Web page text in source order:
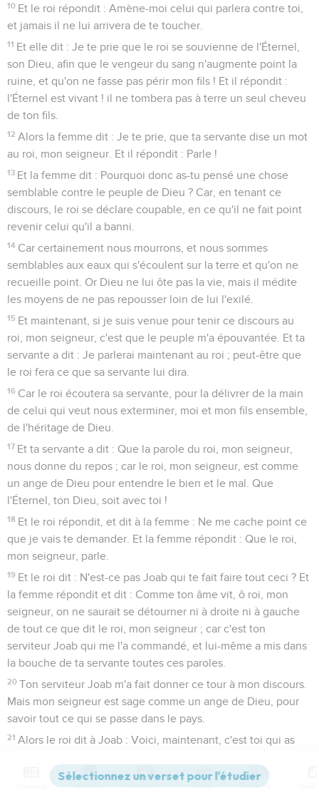
10 Et le roi répondit : Amène-moi celui qui parlera contre toi,
et jamais il ne lui arrivera de te toucher.
11 Et elle dit : Je te prie que le roi se souvienne de l'Éternel,
son Dieu, afin que le vengeur du sang n'augmente point la
ruine, et qu'on ne fasse pas périr mon fils ! Et il répondit :
l'Éternel est vivant ! il ne tombera pas à terre un seul cheveu
de ton fils.
12 Alors la femme dit : Je te prie, que ta servante dise un mot
au roi, mon seigneur. Et il répondit : Parle !
13 Et la femme dit : Pourquoi donc as-tu pensé une chose
semblable contre le peuple de Dieu ? Car, en tenant ce
discours, le roi se déclare coupable, en ce qu'il ne fait point
revenir celui qu'il a banni.
14 Car certainement nous mourrons, et nous sommes
semblables aux eaux qui s'écoulent sur la terre et qu'on ne
recueille point. Or Dieu ne lui ôte pas la vie, mais il médite
les moyens de ne pas repousser loin de lui l'exilé.
15 Et maintenant, si je suis venue pour tenir ce discours au
roi, mon seigneur, c'est que le peuple m'a épouvantée. Et ta
servante a dit : Je parlerai maintenant au roi ; peut-être que
le roi fera ce que sa servante lui dira.
16 Car le roi écoutera sa servante, pour la délivrer de la main
de celui qui veut nous exterminer, moi et mon fils ensemble,
de l'héritage de Dieu.
17 Et ta servante a dit : Que la parole du roi, mon seigneur,
nous donne du repos ; car le roi, mon seigneur, est comme
un ange de Dieu pour entendre le bien et le mal. Que
l'Éternel, ton Dieu, soit avec toi !
18 Et le roi répondit, et dit à la femme : Ne me cache point ce
que je vais te demander. Et la femme répondit : Que le roi,
mon seigneur, parle.
19 Et le roi dit : N'est-ce pas Joab qui te fait faire tout ceci ? Et
la femme répondit et dit : Comme ton âme vit, ô roi, mon
seigneur, on ne saurait se détourner ni à droite ni à gauche
de tout ce que dit le roi, mon seigneur ; car c'est ton
serviteur Joab qui me l'a commandé, et lui-même a mis dans
la bouche de ta servante toutes ces paroles.
20 Ton serviteur Joab m'a fait donner ce tour à mon discours.
Mais mon seigneur est sage comme un ange de Dieu, pour
savoir tout ce qui se passe dans le pays.
21 Alors le roi dit à Joab : Voici, maintenant, c'est toi qui as
homme, Absalom.
Versions Commentaires Strong